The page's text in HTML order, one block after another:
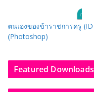
ตนเองของข้าราชการครู
(Photoshop)
Featured Downloads